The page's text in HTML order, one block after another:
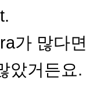
가 많다
았거든요.